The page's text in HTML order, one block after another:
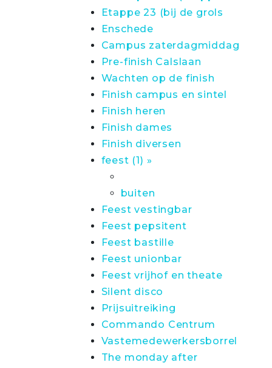
Etappe 23 (bij de grols
Enschede
Campus zaterdagmiddag
Pre-finish Calslaan
Wachten op de finish
Finish campus en sintel
Finish heren
Finish dames
Finish diversen
feest (1) »
buiten
Feest vestingbar
Feest pepsitent
Feest bastille
Feest unionbar
Feest vrijhof en theate
Silent disco
Prijsuitreiking
Commando Centrum
Vastemedewerkersborrel
The monday after